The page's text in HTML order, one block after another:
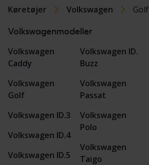
Køretøjer Volkswagen Golf
Volkswagenmodeller
Volkswagen
Caddy
Volkswagen
Golf
Volkswagen ID.3
Volkswagen ID.4
Volkswagen ID.5
Volkswagen ID.
Buzz
Volkswagen
Passat
Volkswagen
Polo
Volkswagen
Taigo